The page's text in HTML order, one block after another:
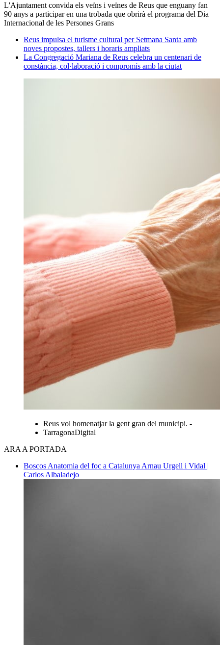
L'Ajuntament convida els veïns i veïnes de Reus que enguany fan
90 anys a participar en una trobada que obrirà el programa del Dia
Internacional de les Persones Grans
Reus impulsa el turisme cultural per Setmana Santa amb
noves propostes, tallers i horaris ampliats
La Congregació Mariana de Reus celebra un centenari de
constància, col·laboració i compromís amb la ciutat
Reus vol homenatjar la gent gran del municipi. -
TarragonaDigital
ARA A PORTADA
Boscos Anatomia del foc a Catalunya Arnau Urgell i Vidal |
Carlos Albaladejo